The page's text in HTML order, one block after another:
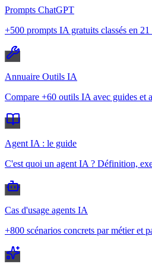
Prompts ChatGPT
+500 prompts IA gratuits classés en 21
Annuaire Outils IA
Compare +60 outils IA avec guides et
Agent IA : le guide
C'est quoi un agent IA ? Définition,
Cas d'usage agents IA
+800 scénarios concrets par métier et